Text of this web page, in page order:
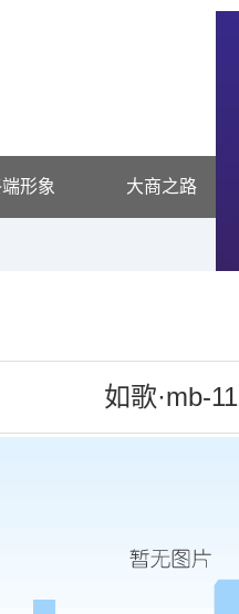
形象 大商之路
如歌·mb-11